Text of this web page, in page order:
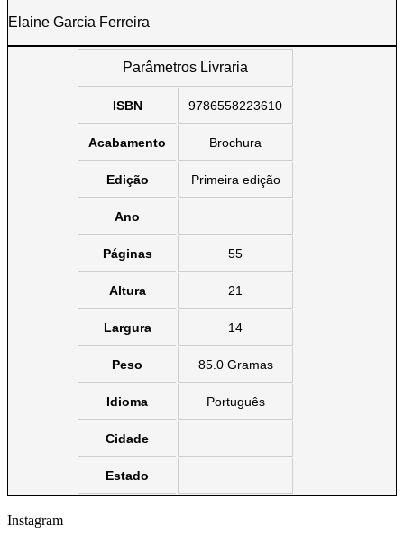
Elaine Garcia Ferreira
Parâmetros Livraria
ISBN 9786558223610
Acabamento Brochura
Edição Primeira edição
Ano
Páginas 55
Altura 21
Largura 14
Peso 85.0 Gramas
Idioma Português
Cidade
Estado
Instagram